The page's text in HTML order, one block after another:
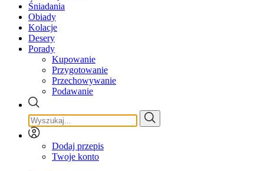
Śniadania
Obiady
Kolacje
Desery
Porady
Kupowanie
Przygotowanie
Przechowywanie
Podawanie
Dodaj przepis
Twoje konto